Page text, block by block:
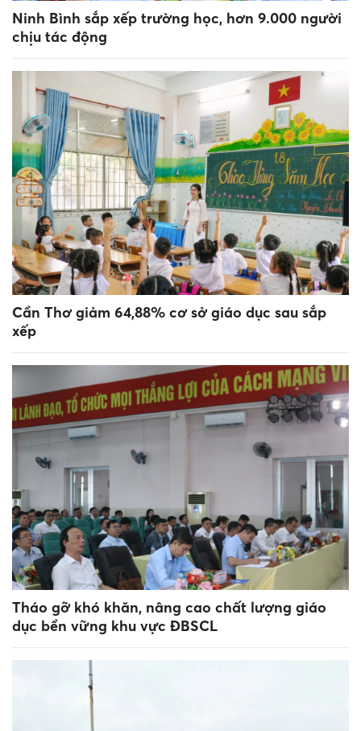
Ninh Bình sắp xếp trường học, hơn 9.000 người
chịu tác động
Cần Thơ giảm 64,88% cơ sở giáo dục sau sắp
xếp
Tháo gỡ khó khăn, nâng cao chất lượng giáo
dục bền vững khu vực ĐBSCL